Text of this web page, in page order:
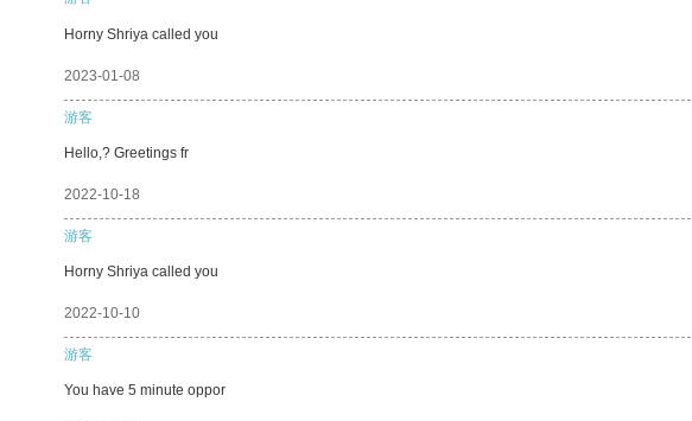
Horny Shriya called you
2023-01-08
游客
Hello,? Greetings fr
2022-10-18
游客
Horny Shriya called you
2022-10-10
游客
You have 5 minute oppor